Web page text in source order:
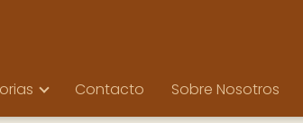
Contacto Sobre Nosotros